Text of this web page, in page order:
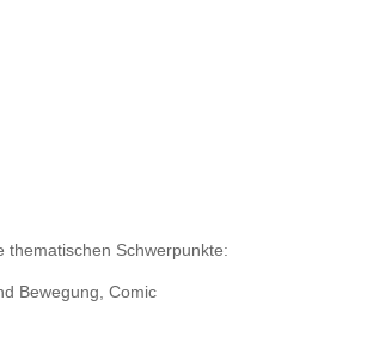
thematischen Schwerpunkte:
Bewegung, Comic